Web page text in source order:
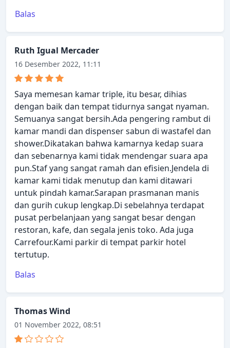
Balas
Ruth Igual Mercader
16 Desember 2022, 11:11
Saya memesan kamar triple, itu besar, dihias
dengan baik dan tempat tidurnya sangat nyaman.
Semuanya sangat bersih.Ada pengering rambut di
kamar mandi dan dispenser sabun di wastafel dan
shower.Dikatakan bahwa kamarnya kedap suara
dan sebenarnya kami tidak mendengar suara apa
pun.Staf yang sangat ramah dan efisien.Jendela di
kamar kami tidak menutup dan kami ditawari
untuk pindah kamar.Sarapan prasmanan manis
dan gurih cukup lengkap.Di sebelahnya terdapat
pusat perbelanjaan yang sangat besar dengan
restoran, kafe, dan segala jenis toko. Ada juga
Carrefour.Kami parkir di tempat parkir hotel
tertutup.
Balas
Thomas Wind
01 November 2022, 08:51